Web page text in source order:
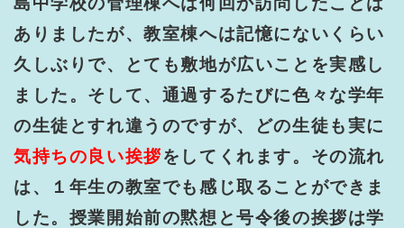
ありましたが、教室棟へは記憶にないくらい
久しぶりで、とても敷地が広いことを実感し
ました。そして、通過するたびに色々な学年
の生徒とすれ違うのですが、どの生徒も実に
気持ちの良い挨拶をしてくれます。その流れ
は、１年生の教室でも感じ取ることができま
した。授業開始前の黙想と号令後の挨拶は学